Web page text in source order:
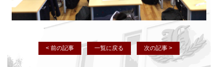
< 前の記事 一覧に戻る 次の記事 >